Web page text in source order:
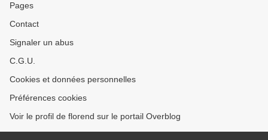
Pages
Contact
Signaler un abus
C.G.U.
Cookies et données personnelles
Préférences cookies
Voir le profil de florend sur le portail Overblog